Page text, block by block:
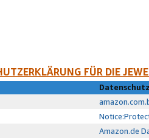
FÜR DIE
Amazon.de